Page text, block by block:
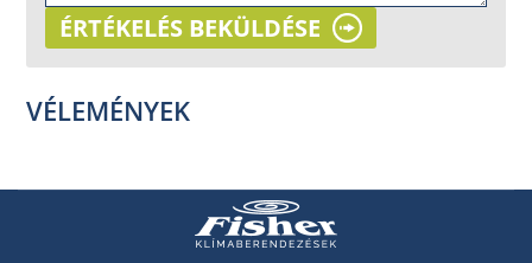
ÉRTÉKELÉS BEKÜLDÉSE
VÉLEMÉNYEK